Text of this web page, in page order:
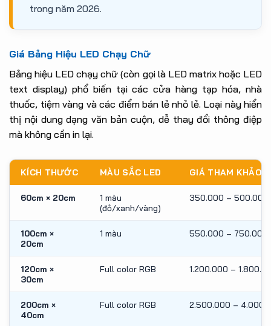
trong năm 2026.
Giá Bảng Hiệu LED Chạy Chữ
Bảng hiệu LED chạy chữ (còn gọi là LED matrix hoặc LED
text display) phổ biến tại các cửa hàng tạp hóa, nhà
thuốc, tiệm vàng và các điểm bán lẻ nhỏ lẻ. Loại này hiển
thị nội dung dạng văn bản cuộn, dễ thay đổi thông điệp
mà không cần in lại.
KÍCH THƯỚC MÀU SẮC LED GIÁ THAM KHẢO
60cm × 20cm
1 màu
(đỏ/xanh/vàng)
350.000 – 500.000
100cm ×
20cm
1 màu 550.000 – 750.000
120cm ×
30cm
Full color RGB 1.200.000 –
200cm ×
40cm
Full color RGB 2.500.000 –